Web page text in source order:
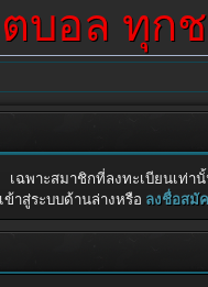
บอล ทุก
เฉพาะสมาชิกที่ลงทะเบียนเท่
ข้าสู่ระบบด้านล่างหรือ ลงชื่อสมั